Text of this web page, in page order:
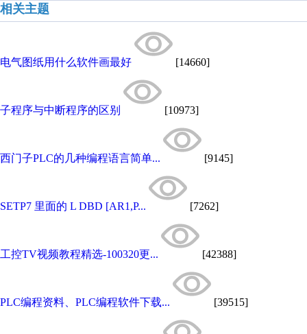
相关主题
电气图纸用什么软件画最好 [14660]
子程序与中断程序的区别 [10973]
西门子PLC的几种编程语言简单... [9145]
SETP7 里面的 L DBD [AR1,P... [7262]
工控TV视频教程精选-100320更... [42388]
PLC编程资料、PLC编程软件下载... [39515]